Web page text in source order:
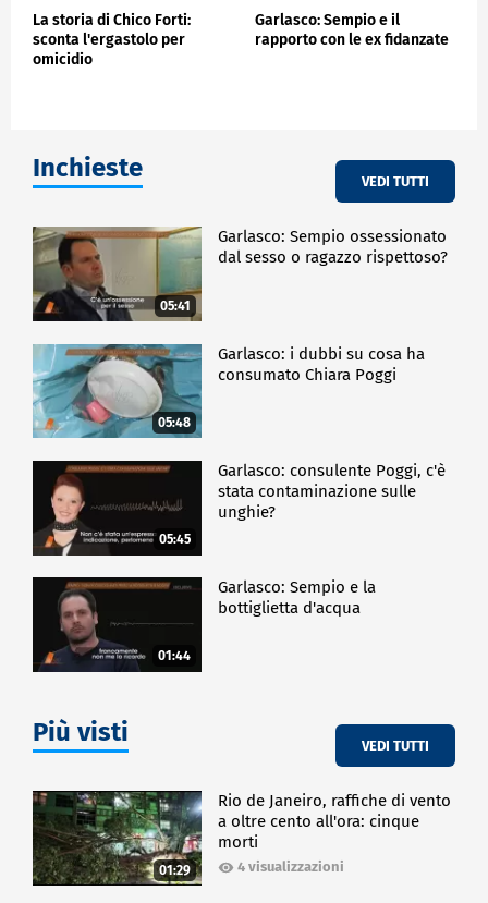
La storia di Chico Forti:
sconta l'ergastolo per
omicidio
Garlasco: Sempio e il
rapporto con le ex fidanzate
Inchieste VEDI TUTTI
05:41
Garlasco: Sempio ossessionato
dal sesso o ragazzo rispettoso?
05:48
Garlasco: i dubbi su cosa ha
consumato Chiara Poggi
05:45
Garlasco: consulente Poggi, c'è
stata contaminazione sulle
unghie?
01:44
Garlasco: Sempio e la
bottiglietta d'acqua
Più visti VEDI TUTTI
01:29
Rio de Janeiro, raffiche di vento
a oltre cento all'ora: cinque
morti
4 visualizzazioni